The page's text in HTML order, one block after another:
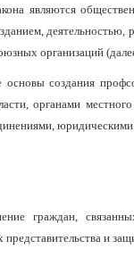
являются
организаций
создания
органами
граждан,
и